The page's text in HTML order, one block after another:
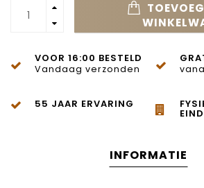
VOOR 16:00 BESTELD
Vandaag verzonden
55 JAAR ERVARING
INFORMATIE